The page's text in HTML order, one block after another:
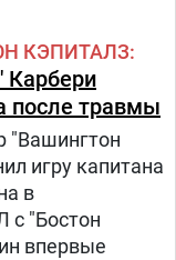
КЭПИТАЛЗ
Карбери
после травмы
"Вашингтон
игру капитана
в
с "Бостон
впервые